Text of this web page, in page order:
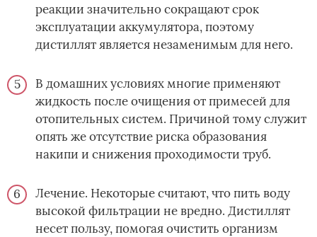
реакции значительно сокращают срок
эксплуатации аккумулятора, поэтому
дистиллят является незаменимым для него.
В домашних условиях многие применяют
жидкость после очищения от примесей для
отопительных систем. Причиной тому служит
опять же отсутствие риска образования
накипи и снижения проходимости труб.
Лечение. Некоторые считают, что пить воду
высокой фильтрации не вредно. Дистиллят
несет пользу, помогая очистить организм